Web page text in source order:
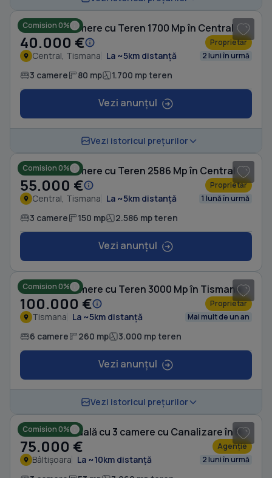
Comision 0%
Casă cu 3 camere cu Teren 1700 Mp în Central
40.000 € Proprietar
Central, Tismana La ~5km distanță 2 luni în urmă
3 camere 80 mp 1.700 mp teren
Vezi anunțul
Vezi istoricul prețurilor
Comision 0%
Casă cu 3 camere cu Teren 2586 Mp în Central
55.000 € Proprietar
Central, Tismana La ~5km distanță 1 lună în urmă
3 camere 150 mp 2.586 mp teren
Vezi anunțul
Comision 0%
Casă cu 6 camere cu Teren 3000 Mp în Tismana
100.000 € Proprietar
Tismana La ~5km distanță Mai mult de un an
6 camere 260 mp 3.000 mp teren
Vezi anunțul
Vezi istoricul prețurilor
Comision 0% Casă individuală cu 3 camere cu Canalizare în Bâltișoara
75.000 € Agenție
Bâltișoara La ~10km distanță 2 luni în urmă